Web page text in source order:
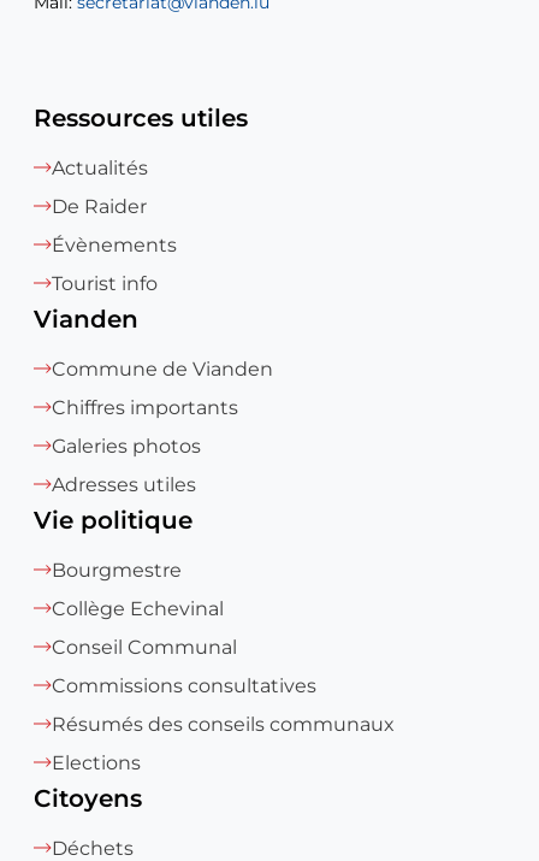
Ressources utiles
Actualités
De Raider
Évènements
Tourist info
Vianden
Commune de Vianden
Chiffres importants
Galeries photos
Adresses utiles
Vie politique
Bourgmestre
Collège Echevinal
Conseil Communal
Commissions consultatives
Résumés des conseils communaux
Elections
Citoyens
Déchets